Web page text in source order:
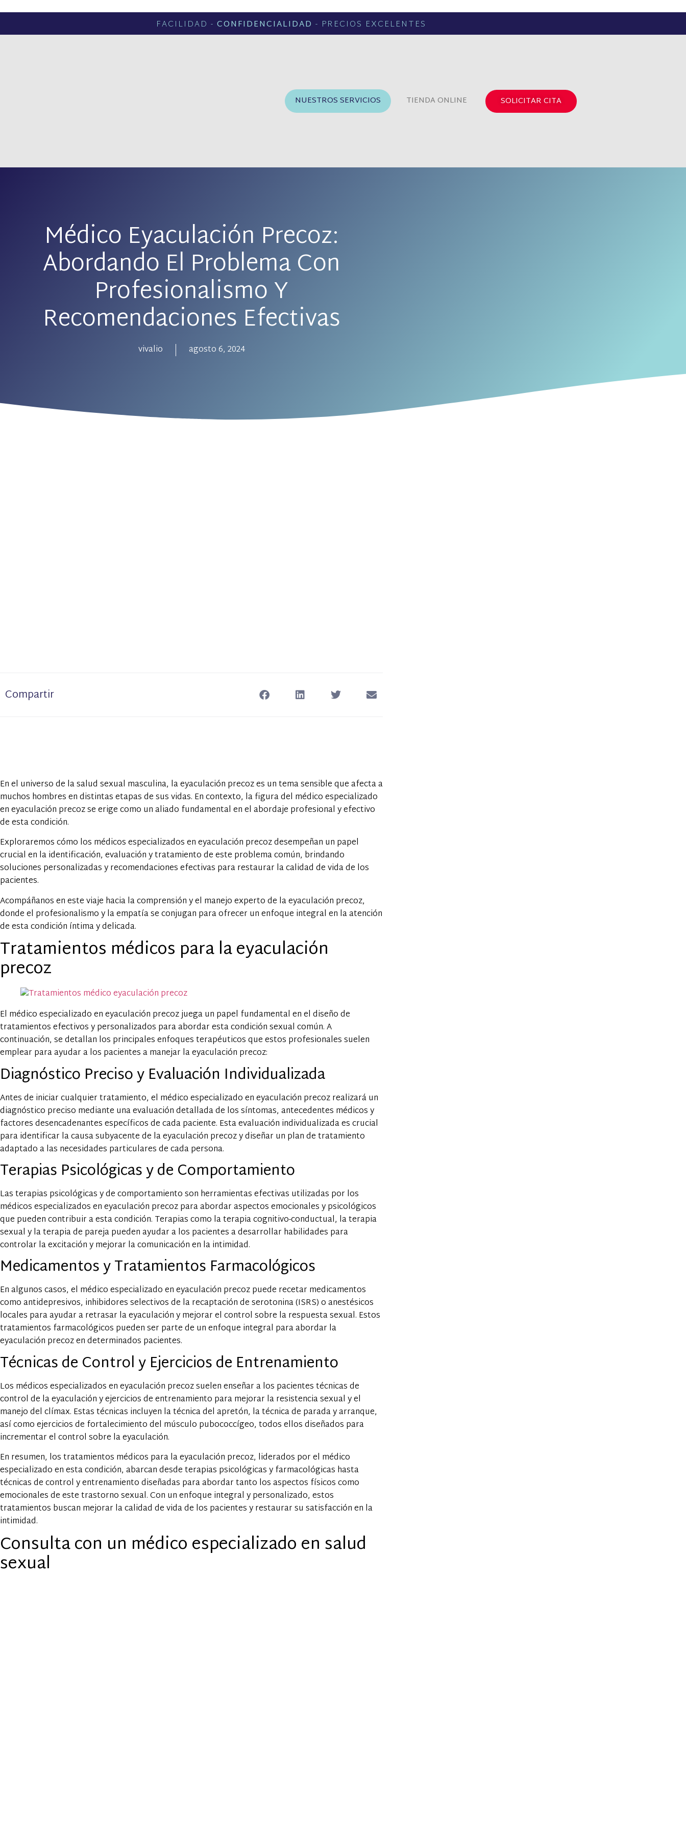
FACILIDAD - CONFIDENCIALIDAD - PRECIOS EXCELENTES
NUESTROS SERVICIOS TIENDA ONLINE SOLICITAR CITA
Médico Eyaculación Precoz:
Abordando El Problema Con
Profesionalismo Y
Recomendaciones Efectivas
vivalio agosto 6, 2024
Compartir
En el universo de la salud sexual masculina, la eyaculación precoz es un tema sensible que afecta a
muchos hombres en distintas etapas de sus vidas. En contexto, la figura del médico especializado
en eyaculación precoz se erige como un aliado fundamental en el abordaje profesional y efectivo
de esta condición.
Exploraremos cómo los médicos especializados en eyaculación precoz desempeñan un papel
crucial en la identificación, evaluación y tratamiento de este problema común, brindando
soluciones personalizadas y recomendaciones efectivas para restaurar la calidad de vida de los
pacientes.
Acompáñanos en este viaje hacia la comprensión y el manejo experto de la eyaculación precoz,
donde el profesionalismo y la empatía se conjugan para ofrecer un enfoque integral en la atención
de esta condición íntima y delicada.
Tratamientos médicos para la eyaculación
precoz
El médico especializado en eyaculación precoz juega un papel fundamental en el diseño de
tratamientos efectivos y personalizados para abordar esta condición sexual común. A
continuación, se detallan los principales enfoques terapéuticos que estos profesionales suelen
emplear para ayudar a los pacientes a manejar la eyaculación precoz:
Diagnóstico Preciso y Evaluación Individualizada
Antes de iniciar cualquier tratamiento, el médico especializado en eyaculación precoz realizará un
diagnóstico preciso mediante una evaluación detallada de los síntomas, antecedentes médicos y
factores desencadenantes específicos de cada paciente. Esta evaluación individualizada es crucial
para identificar la causa subyacente de la eyaculación precoz y diseñar un plan de tratamiento
adaptado a las necesidades particulares de cada persona.
Terapias Psicológicas y de Comportamiento
Las terapias psicológicas y de comportamiento son herramientas efectivas utilizadas por los
médicos especializados en eyaculación precoz para abordar aspectos emocionales y psicológicos
que pueden contribuir a esta condición. Terapias como la terapia cognitivo-conductual, la terapia
sexual y la terapia de pareja pueden ayudar a los pacientes a desarrollar habilidades para
controlar la excitación y mejorar la comunicación en la intimidad.
Medicamentos y Tratamientos Farmacológicos
En algunos casos, el médico especializado en eyaculación precoz puede recetar medicamentos
como antidepresivos, inhibidores selectivos de la recaptación de serotonina (ISRS) o anestésicos
locales para ayudar a retrasar la eyaculación y mejorar el control sobre la respuesta sexual. Estos
tratamientos farmacológicos pueden ser parte de un enfoque integral para abordar la
eyaculación precoz en determinados pacientes.
Técnicas de Control y Ejercicios de Entrenamiento
Los médicos especializados en eyaculación precoz suelen enseñar a los pacientes técnicas de
control de la eyaculación y ejercicios de entrenamiento para mejorar la resistencia sexual y el
manejo del clímax. Estas técnicas incluyen la técnica del apretón, la técnica de parada y arranque,
así como ejercicios de fortalecimiento del músculo pubococcígeo, todos ellos diseñados para
incrementar el control sobre la eyaculación.
En resumen, los tratamientos médicos para la eyaculación precoz, liderados por el médico
especializado en esta condición, abarcan desde terapias psicológicas y farmacológicas hasta
técnicas de control y entrenamiento diseñadas para abordar tanto los aspectos físicos como
emocionales de este trastorno sexual. Con un enfoque integral y personalizado, estos
tratamientos buscan mejorar la calidad de vida de los pacientes y restaurar su satisfacción en la
intimidad.
Consulta con un médico especializado en salud
sexual